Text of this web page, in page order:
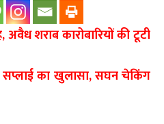
शराब कारोबारियों की टूटी
का खुलासा, सघन चेकिंग